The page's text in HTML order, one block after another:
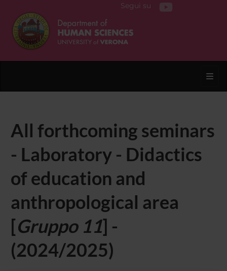
Segui su
All forthcoming seminars
- Laboratory - Didactics
of education and
anthropological area
[Gruppo 11] -
(2024/2025)